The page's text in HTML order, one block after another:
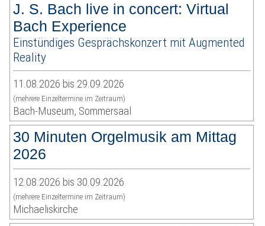
J. S. Bach live in concert: Virtual
Bach Experience
Einstündiges Gesprächskonzert mit Augmented
Reality
11.08.2026 bis 29.09.2026
(mehrere Einzeltermine im Zeitraum)
Bach-Museum, Sommersaal
30 Minuten Orgelmusik am Mittag
2026
12.08.2026 bis 30.09.2026
(mehrere Einzeltermine im Zeitraum)
Michaeliskirche